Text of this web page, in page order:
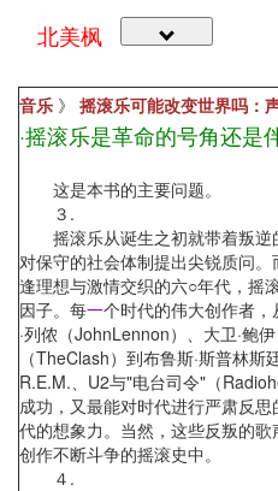
北美枫
音乐 》 摇滚乐可能改变世界吗：
·摇滚乐是革命的号角还是
这是本书的主要问题。
３.
摇滚乐从诞生之初就带着叛逆
对保守的社会体制提出尖锐质问
逢理想与激情交织的六○年代，摇
因子。每一个时代的伟大创作者，
·列侬（JohnLennon）、大卫·鲍
（TheClash）到布鲁斯·斯普林斯
R.E.M.、U2与"电台司令"（
成功，又最能对时代进行严肃反
代的想象力。当然，这些反叛的
创作不断斗争的摇滚史中。
４.